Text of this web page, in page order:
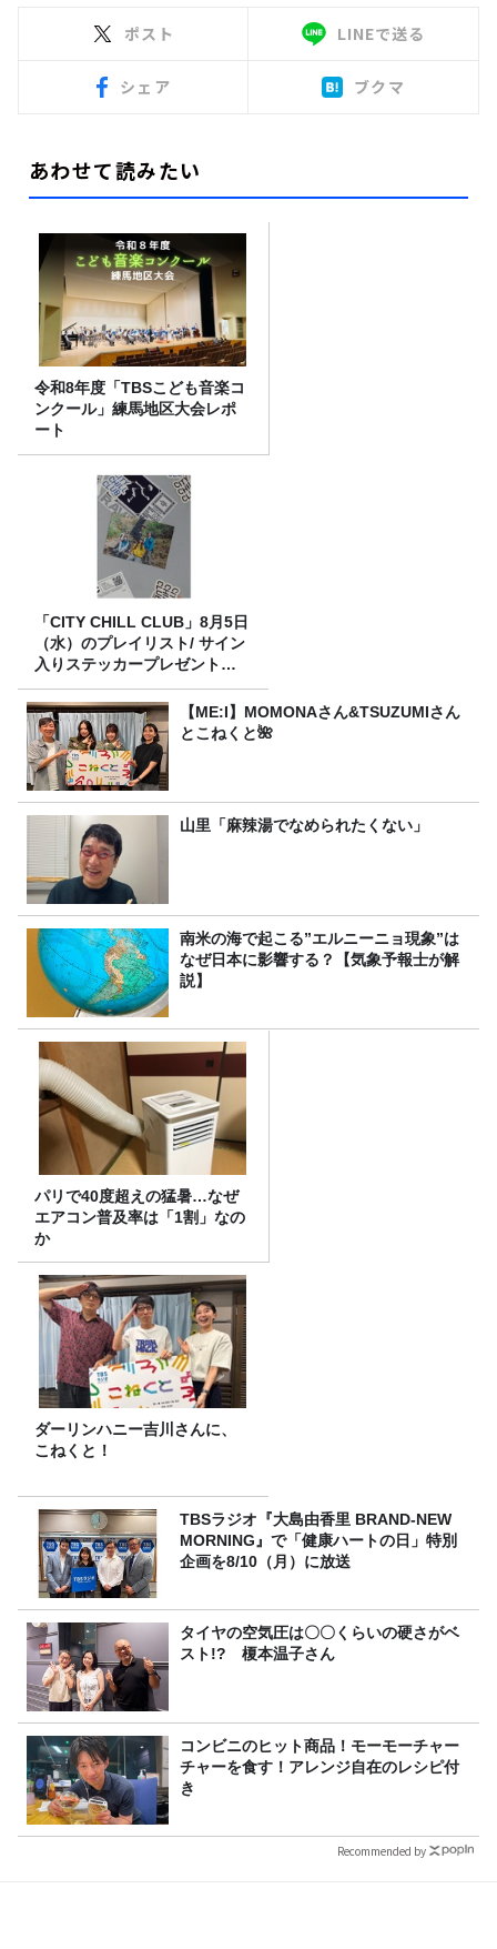
ポスト LINEで送る
シェア ブクマ
あわせて読みたい
令和8年度「TBSこども音楽コ
ンクール」練馬地区大会レポ
ート
「CITY CHILL CLUB」8月5日
（水）のプレイリスト/ サイン
入りステッカープレゼント有
り
【ME:I】MOMONAさん&TSUZUMIさん
とこねくと🌺
山里「麻辣湯でなめられたくない」
南米の海で起こる”エルニーニョ現象”は
なぜ日本に影響する？【気象予報士が解
説】
パリで40度超えの猛暑…なぜ
エアコン普及率は「1割」なの
か
ダーリンハニー吉川さんに、
こねくと！
TBSラジオ『大島由香里 BRAND-NEW
MORNING』で「健康ハートの日」特別
企画を8/10（月）に放送
タイヤの空気圧は〇〇くらいの硬さがベ
スト!? 榎本温子さん
コンビニのヒット商品！モーモーチャー
チャーを食す！アレンジ自在のレシピ付
き
Recommended by